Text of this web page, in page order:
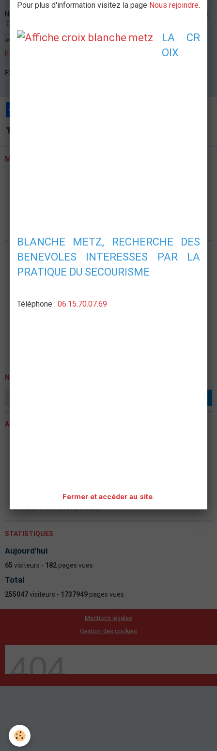
Nous serons présent pour la ronde du Val St Pierre le 8 février 2015.
Organisée par le Val St Pierre Athlétisme.
http://www.val-st-pierre-athletisme.fr/
FSE du Lanceumont
MENU
NEWSLETTER
ACTUALITÉS
Assemblée Générale ASAM Metz 2020
Formation PIC F et PAE F PSC
STATISTIQUES
Aujourd'hui
65 visiteurs - 182 pages vues
Total
255047visiteurs - 1737949 pages vues
Mentions légales
Gestion des cookies
Pour plus d'information visitez la page Nous rejoindre.
LA CR
OIX
BLANCHE METZ, RECHERCHE DES
BENEVOLES INTERESSES PAR LA
PRATIQUE DU SECOURISME
Téléphone : 06.15.70.07.69
Fermer et accéder au site.